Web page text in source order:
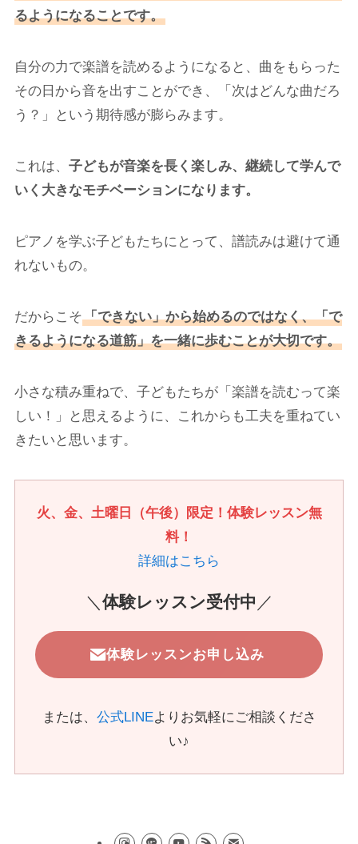
るようになることです。
自分の力で楽譜を読めるようになると、曲をもらった
その日から音を出すことができ、「次はどんな曲だろ
う？」という期待感が膨らみます。
これは、 子どもが音楽を長く楽しみ、継続して学んで
いく大きなモチベーションになります。
ピアノを学ぶ子どもたちにとって、譜読みは避けて通
れないもの。
だからこそ「できない」から始めるのではなく、「で
きるようになる道筋」を一緒に歩むことが大切です。
小さな積み重ねで、子どもたちが「楽譜を読むって楽
しい！」と思えるように、これからも工夫を重ねてい
きたいと思います。
火、金、土曜日（午後）限定！体験レッスン無
料！
詳細はこちら
＼ 体験レッスン受付中 ／
体験レッスンお申し込み
または、 公式LINEよりお気軽にご相談くださ
い♪